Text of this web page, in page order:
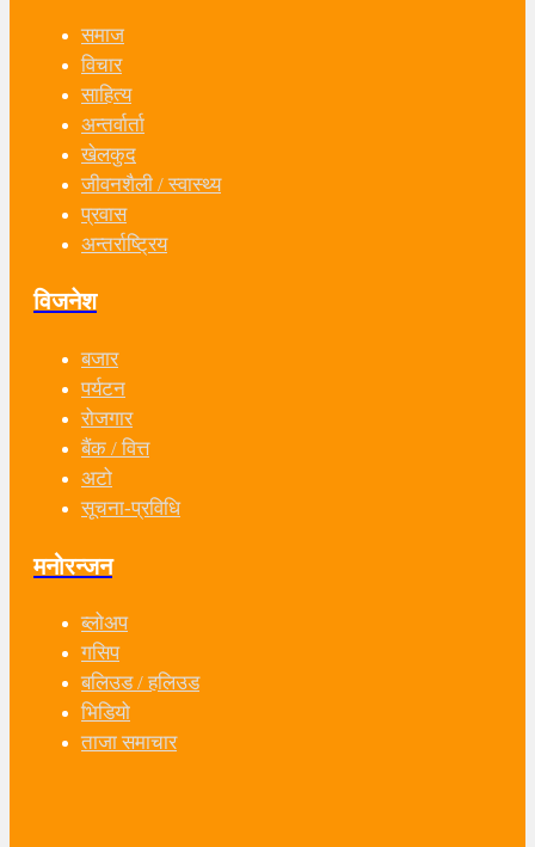
समाज
विचार
साहित्य
अन्तर्वार्ता
खेलकुद
जीवनशैली / स्वास्थ्य
प्रवास
अन्तर्राष्ट्रिय
विजनेश
बजार
पर्यटन
रोजगार
बैंक / वित्त
अटो
सूचना-प्रविधि
मनोरन्जन
ब्लोअप
गसिप
बलिउड / हलिउड
भिडियो
ताजा समाचार